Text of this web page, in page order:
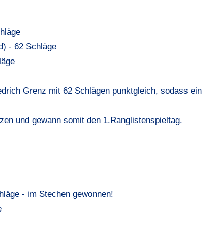
- 62 Schläge
Grenz mit 62 Schlägen punktgleich, sodass ein
und gewann somit den 1.Ranglistenspieltag.
- im Stechen gewonnen!